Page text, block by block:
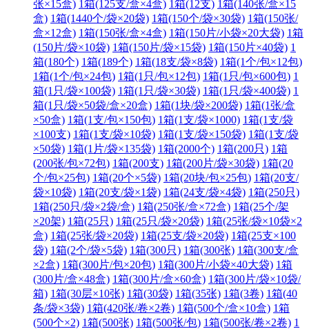
张×15盒) 1箱(125支/盒×4盒) 1箱(12支) 1箱(140张/盒×15
盒) 1箱(1440个/袋×20袋) 1箱(150个/袋×30袋) 1箱(150张/
盒×12盒) 1箱(150张/盒×4盒) 1箱(150片/小袋×20大袋) 1箱
(150片/袋×10袋) 1箱(150片/袋×15袋) 1箱(150片×40袋) 1
箱(180个) 1箱(189个) 1箱(18支/袋×8袋) 1箱(1个/包×12包)
1箱(1个/包×24包) 1箱(1只/包×12包) 1箱(1只/包×600包) 1
箱(1只/袋×100袋) 1箱(1只/袋×30袋) 1箱(1只/袋×400袋) 1
箱(1只/袋×50袋/盒×20盒) 1箱(1块/袋×200袋) 1箱(1张/盒
×50盒) 1箱(1支/包×150包) 1箱(1支/袋×1000) 1箱(1支/袋
×100支) 1箱(1支/袋×10袋) 1箱(1支/袋×150袋) 1箱(1支/袋
×50袋) 1箱(1片/袋×135袋) 1箱(2000个) 1箱(200只) 1箱
(200张/包×72包) 1箱(200支) 1箱(200片/袋×30袋) 1箱(20
个/包×25包) 1箱(20个×5袋) 1箱(20块/包×25包) 1箱(20支/
袋×10袋) 1箱(20支/袋×1袋) 1箱(24支/袋×4袋) 1箱(250只)
1箱(250只/袋×2袋/盒) 1箱(250张/盒×72盒) 1箱(25个/架
×20架) 1箱(25只) 1箱(25只/袋×20袋) 1箱(25张/袋×10袋×2
盒) 1箱(25张/袋×20袋) 1箱(25支/袋×20袋) 1箱(25支×100
袋) 1箱(2个/袋×5袋) 1箱(300只) 1箱(300张) 1箱(300支/盒
×2盒) 1箱(300片/包×20包) 1箱(300片/小袋×40大袋) 1箱
(300片/盒×48盒) 1箱(300片/盒×60盒) 1箱(300片/袋×10袋/
箱) 1箱(30层×10张) 1箱(30袋) 1箱(35张) 1箱(3卷) 1箱(40
条/袋×3袋) 1箱(420张/卷×2卷) 1箱(500个/盒×10盒) 1箱
(500个×2) 1箱(500张) 1箱(500张/包) 1箱(500张/卷×2卷) 1